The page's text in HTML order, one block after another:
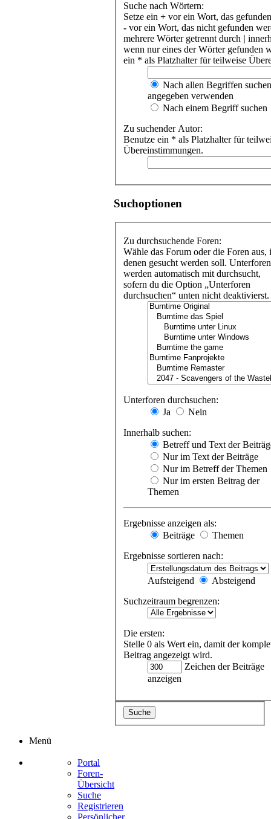
Suche nach Wörtern:
Setze ein + vor ein Wort, das
- vor ein Wort, das nicht gefunden
mehrere Wörter getrennt durch |
wenn nur eines der Wörter gefunden
ein * als Platzhalter für teilweise
Nach allen Begriffen
angegeben verwenden
Nach einem Begriff suchen
Zu suchender Autor:
Benutze ein * als Platzhalter für
Übereinstimmungen.
Suchoptionen
Zu durchsuchende Foren:
Wähle das Forum oder die Foren aus,
denen gesucht werden soll. Unterforen
werden automatisch mit durchsucht,
sofern du die Option „Unterforen
durchsuchen“ unten nicht deaktivierst.
Unterforen durchsuchen:
Ja
Nein
Innerhalb suchen:
Betreff und Text der
Nur im Text der Beiträge
Nur im Betreff der Themen
Nur im ersten Beitrag der
Themen
Ergebnisse anzeigen als:
Beiträge
Themen
Ergebnisse sortieren nach:
Aufsteigend
Absteigend
Suchzeitraum begrenzen:
Die ersten:
Stelle 0 als Wert ein, damit der
Beitrag angezeigt wird.
Zeichen der Beiträge
anzeigen
Menü
Portal
Foren-
Übersicht
Suche
Registrieren
Persönlicher